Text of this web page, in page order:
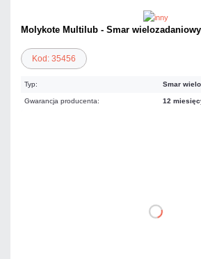
Molykote Multilub - Smar wielozadaniowy
Kod: 35456
Typ: Smar
Gwarancja producenta: 12
DO KOSZYKA